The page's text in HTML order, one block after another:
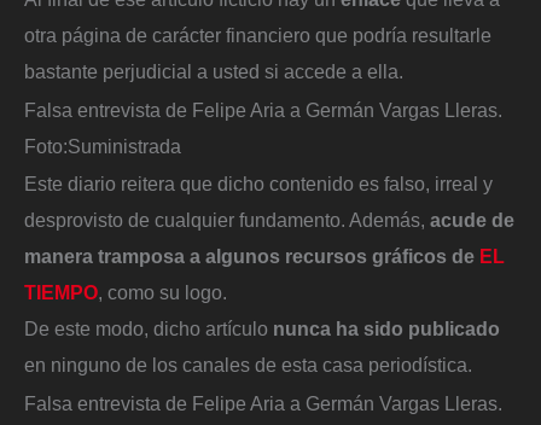
otra página de carácter financiero que podría resultarle
bastante perjudicial a usted si accede a ella.
Falsa entrevista de Felipe Aria a Germán Vargas Lleras.
Foto:Suministrada
Este diario reitera que dicho contenido es falso, irreal y
desprovisto de cualquier fundamento. Además, acude de
manera tramposa a algunos recursos gráficos de EL
TIEMPO, como su logo.
De este modo, dicho artículo nunca ha sido publicado
en ninguno de los canales de esta casa periodística.
Falsa entrevista de Felipe Aria a Germán Vargas Lleras.